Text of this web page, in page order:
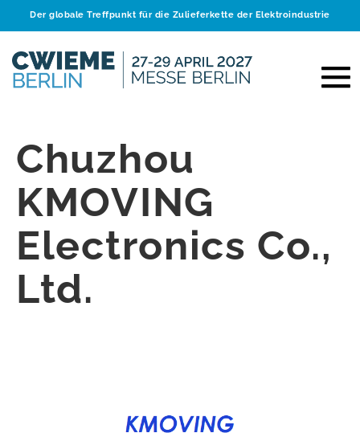
Der globale Treffpunkt für die Zulieferkette der Elektroindustrie
Chuzhou
KMOVING
Electronics Co.,
Ltd.